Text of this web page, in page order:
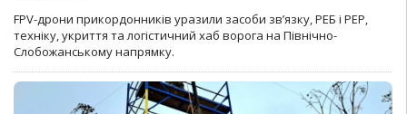
FPV-дрони прикордонників уразили засоби зв’язку, РЕБ і РЕР,
техніку, укриття та логістичний хаб ворога на Північно-
Слобожанському напрямку.